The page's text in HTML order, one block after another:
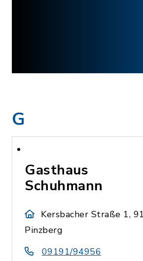
G
Gasthaus
Schuhmann
Kersbacher Straße 1,
Pinzberg
09191/94956